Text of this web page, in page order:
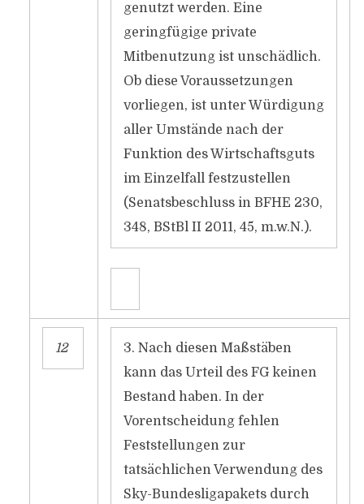
genutzt werden. Eine
geringfügige private
Mitbenutzung ist unschädlich.
Ob diese Voraussetzungen
vorliegen, ist unter Würdigung
aller Umstände nach der
Funktion des Wirtschaftsguts
im Einzelfall festzustellen
(Senatsbeschluss in BFHE 230,
348, BStBl II 2011, 45, m.w.N.).
12
3. Nach diesen Maßstäben
kann das Urteil des FG keinen
Bestand haben. In der
Vorentscheidung fehlen
Feststellungen zur
tatsächlichen Verwendung des
Sky-Bundesligapakets durch